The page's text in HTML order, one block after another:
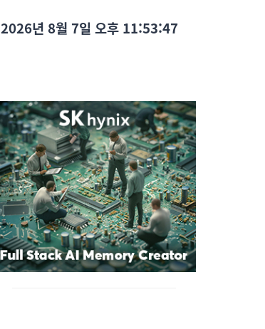
2026년 8월 7일 오후 11:53:48